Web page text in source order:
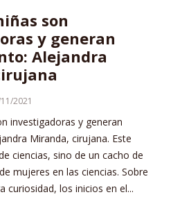
son
y generan
Alejandra
2021
investigadoras y generan
Miranda, cirujana. Este
ciencias, sino de un cacho de
mujeres en las ciencias. Sobre
curiosidad, los inicios en el...